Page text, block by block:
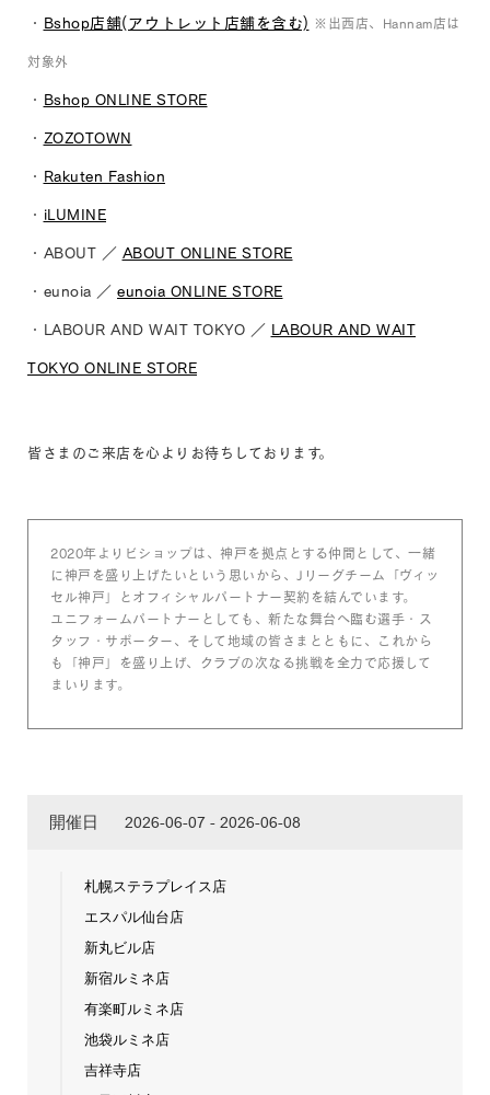
・ Bshop店舗(アウトレット店舗を含む) ※出西店、Hannam店は
対象外
・ Bshop ONLINE STORE
・ ZOZOTOWN
・ Rakuten Fashion
・ iLUMINE
・ABOUT ／ ABOUT ONLINE STORE
・eunoia ／ eunoia ONLINE STORE
・LABOUR AND WAIT TOKYO ／ LABOUR AND WAIT
TOKYO ONLINE STORE
皆さまのご来店を心よりお待ちしております。
2020年よりビショップは、神戸を拠点とする仲間として、一緒
に神戸を盛り上げたいという思いから、Jリーグチーム「ヴィッ
セル神戸」とオフィシャルパートナー契約を結んでいます。
ユニフォームパートナーとしても、新たな舞台へ臨む選手・ス
タッフ・サポーター、そして地域の皆さまとともに、これから
も「神戸」を盛り上げ、クラブの次なる挑戦を全力で応援して
まいります。
開催日 2026-06-07 - 2026-06-08
札幌ステラプレイス店
エスパル仙台店
新丸ビル店
新宿ルミネ店
有楽町ルミネ店
池袋ルミネ店
吉祥寺店